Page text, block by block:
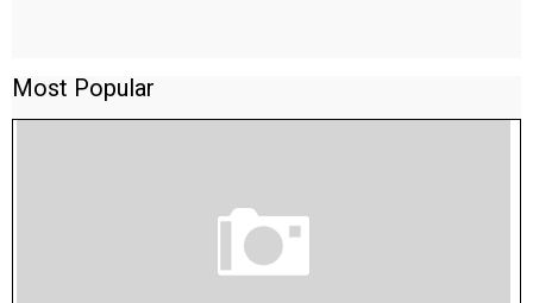
Most Popular